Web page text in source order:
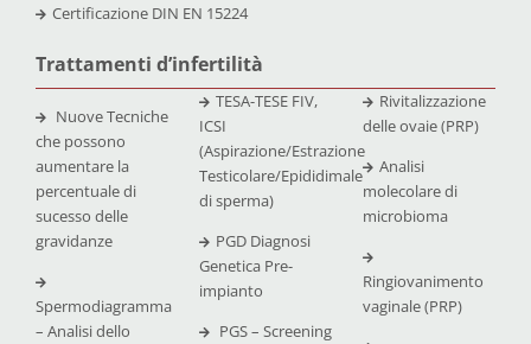
Certificazione DIN EN 15224
Trattamenti d’infertilità
Nuove Tecniche
che possono
aumentare la
percentuale di
sucesso delle
gravidanze
Spermodiagramma
– Analisi dello
TESA-TESE FIV,
ICSI
(Aspirazione/Estrazione
Testicolare/Epididimale
di sperma)
PGD Diagnosi
Genetica Pre-
impianto
PGS – Screening
Rivitalizzazione
delle ovaie (PRP)
Analisi
molecolare di
microbioma
Ringiovanimento
vaginale (PRP)